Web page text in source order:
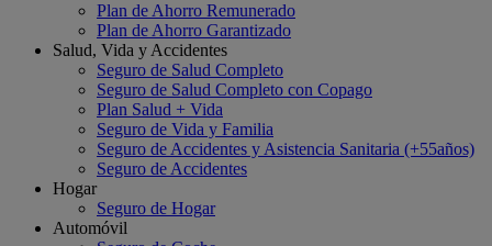
Plan de Ahorro Remunerado
Plan de Ahorro Garantizado
Salud, Vida y Accidentes
Seguro de Salud Completo
Seguro de Salud Completo con Copago
Plan Salud + Vida
Seguro de Vida y Familia
Seguro de Accidentes y Asistencia Sanitaria (+55años)
Seguro de Accidentes
Hogar
Seguro de Hogar
Automóvil